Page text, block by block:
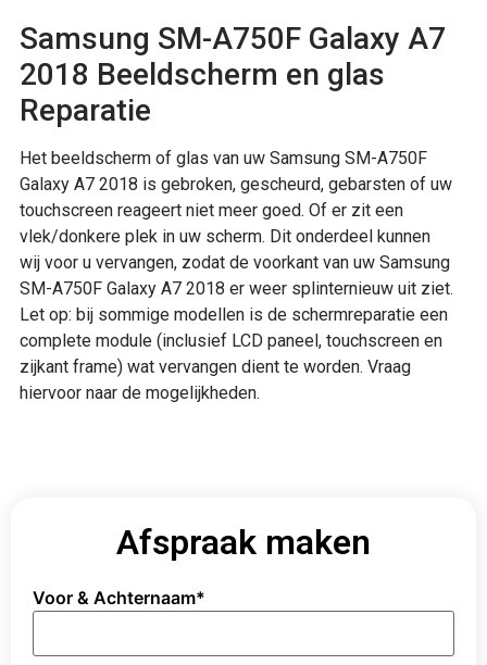
Samsung SM-A750F Galaxy A7
2018 Beeldscherm en glas
Reparatie
Het beeldscherm of glas van uw Samsung SM-A750F
Galaxy A7 2018 is gebroken, gescheurd, gebarsten of uw
touchscreen reageert niet meer goed. Of er zit een
vlek/donkere plek in uw scherm. Dit onderdeel kunnen
wij voor u vervangen, zodat de voorkant van uw Samsung
SM-A750F Galaxy A7 2018 er weer splinternieuw uit ziet.
Let op: bij sommige modellen is de schermreparatie een
complete module (inclusief LCD paneel, touchscreen en
zijkant frame) wat vervangen dient te worden. Vraag
hiervoor naar de mogelijkheden.
Afspraak maken
Voor & Achternaam*